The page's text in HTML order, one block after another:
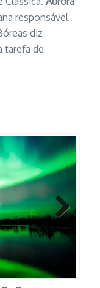
responsável
diz
tarefa de
Next